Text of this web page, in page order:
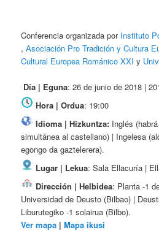
Conferencia organizada por Instituto
,Asociación Pro Tradición y Cultura
Cultural Europea Románico XXI y
Día | Eguna: 26 de junio de 2018 |
Hora | Ordua: 19:00
Idioma | Hizkuntza: Inglés
simultánea al castellano) | Ingelesa
egongo da gaztelerera).
Lugar | Lekua: Sala Ellacuría |
Dirección | Helbidea: Planta -1
Universidad de Deusto (Bilbao) |
Liburutegiko -1 solairua (Bilbo).
Ver mapa |Mapa ikusi